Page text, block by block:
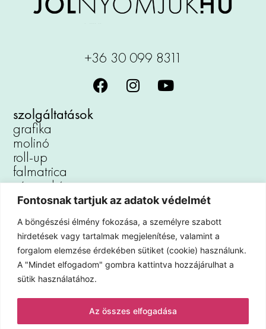
Fontosnak tartjuk az adatok védelmét
A böngészési élmény fokozása, a személyre szabott
hirdetések vagy tartalmak megjelenítése, valamint a
forgalom elemzése érdekében sütiket (cookie) használunk.
A "Mindet elfogadom" gombra kattintva hozzájárulhat a
sütik használatához.
Az összes elfogadása
+36 30 099 8311
szolgáltatások
grafika
molinó
roll-up
falmatrica
vászonkép
reklámtábla
padlómatrica
autófóliázás
kirakat dekoráció
iroda dekoráció
hűtőmágnes
kapcsolat